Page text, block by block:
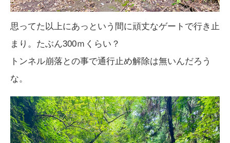
思ってた以上にあっという間に頑丈なゲートで行き止
まり。たぶん300ｍくらい？
トンネル崩落との事で通行止め解除は無いんだろう
な。